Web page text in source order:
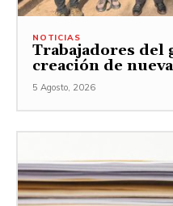
NOTICIAS
Trabajadores del
creación de
5 Agosto, 2026